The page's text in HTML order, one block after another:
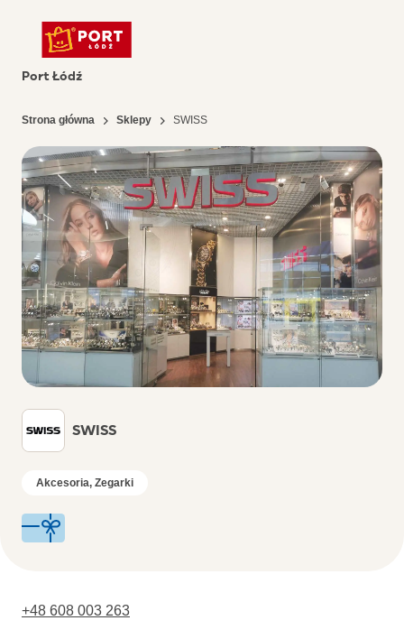
Port Łódź
Strona główna Sklepy SWISS
SWISS
Akcesoria, Zegarki
+48 608 003 263